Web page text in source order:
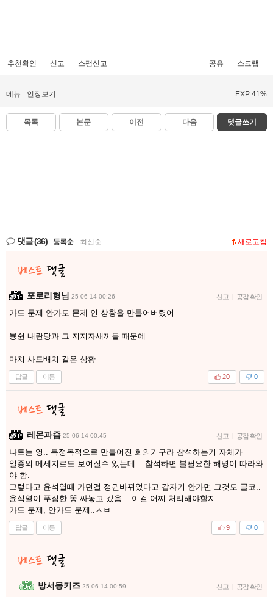
추천확인 신고 스팸신고 공유 스크랩
메뉴 인장보기 EXP 41%
목록 본문 이전 다음 댓글쓰기
댓글(36) 등록순 최신순 새로고침
포로리형님 25-06-14 00:26 신고 | 공감 확인
가도 문제 안가도 문제 인 상황을 만들어버렸어
븅쉰 내란당과 그 지지자새끼들 때문에
마치 사드배치 같은 상황
답글 이동 0
20
레몬과즙 25-06-14 00:45 신고 | 공감 확인
나토는 영.. 특정목적으로 만들어진 회의기구라 참석하는거 자체가
일종의 메세지로도 보여질수 있는데... 참석하면 불필요한 해명이 따라와
야 함.
그렇다고 윤석열때 가던걸 정권바뀌었다고 갑자기 안가면 그것도 글코..
윤석열이 푸짐한 똥 싸놓고 갔음... 이걸 어찌 처리해야할지
가도 문제, 안가도 문제..ㅅㅂ
답글 이동 0
9
방서몽키즈 25-06-14 00:59 신고 | 공감 확인